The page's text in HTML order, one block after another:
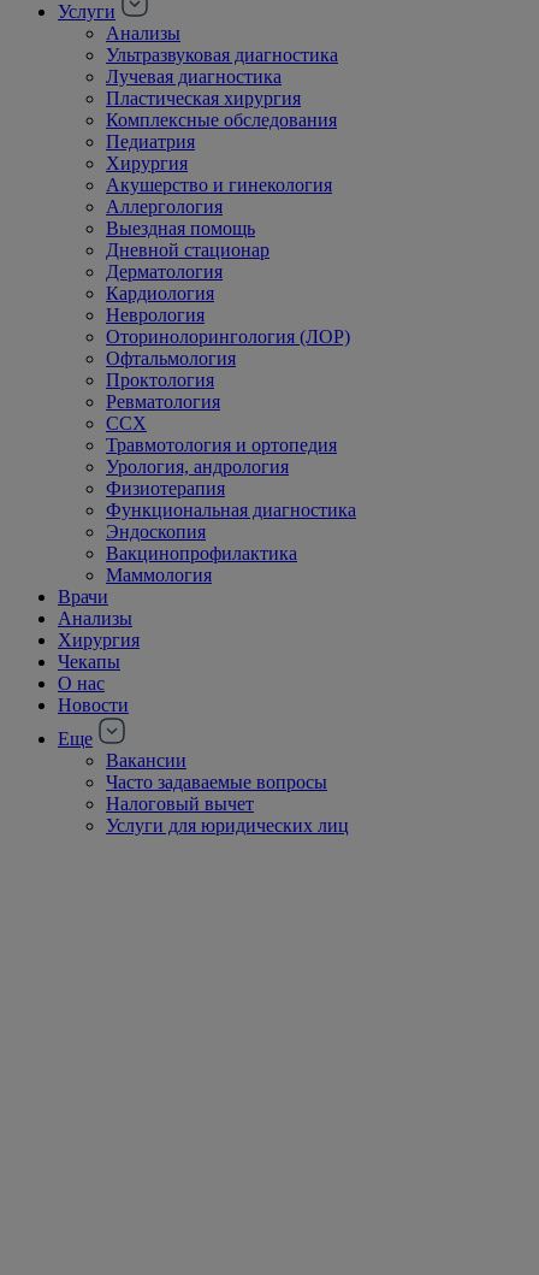
Услуги
Анализы
Ультразвуковая диагностика
Лучевая диагностика
Пластическая хирургия
Комплексные обследования
Педиатрия
Хирургия
Акушерство и гинекология
Аллергология
Выездная помощь
Дневной стационар
Дерматология
Кардиология
Неврология
Оторинолорингология (ЛОР)
Офтальмология
Проктология
Ревматология
ССХ
Травмотология и ортопедия
Урология, андрология
Физиотерапия
Функциональная диагностика
Эндоскопия
Вакцинопрофилактика
Маммология
Врачи
Анализы
Хирургия
Чекапы
О нас
Новости
Еще
Вакансии
Часто задаваемые вопросы
Налоговый вычет
Услуги для юридических лиц